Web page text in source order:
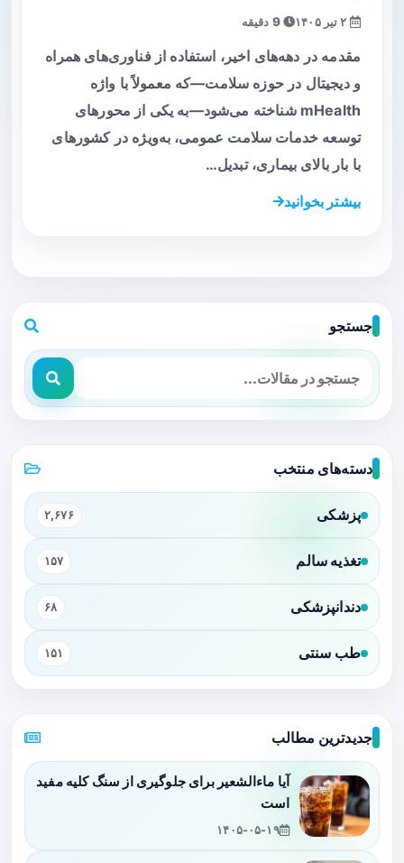
9 دقیقه
مقدمه در دهه‌های اخیر، استفاده از فناوری‌های همراه
و دیجیتال در حوزه سلامت—که معمولاً با واژه
mHealth شناخته می‌شود—به یکی از محورهای
توسعه خدمات سلامت عمومی، به‌ویژه در کشورهای
با بار بالای بیماری، تبدیل…
بیشتر بخوانید
جستجو
دسته‌های منتخب
پزشکی ۲,۶۷۶
تغذیه سالم ۱۵۷
دندانپزشکی ۶۸
طب سنتی ۱۵۱
جدیدترین مطالب
آیا ماءالشعیر برای جلوگیری از سنگ کلیه مفید
است
۱۴۰۵-۰۵-۱۹